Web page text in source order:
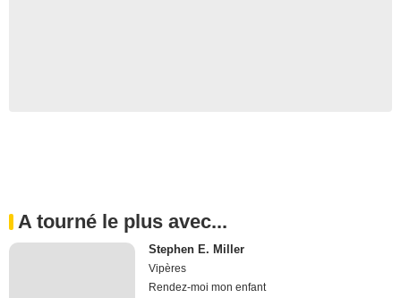
A tourné le plus avec...
Stephen E. Miller
Vipères
Rendez-moi mon enfant